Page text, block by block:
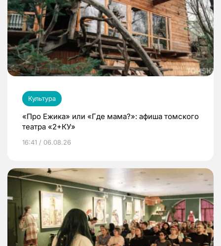
Культура
«Про Ежика» или «Где мама?»: афиша томского
театра «2+КУ»
16:41 / 06.08.26